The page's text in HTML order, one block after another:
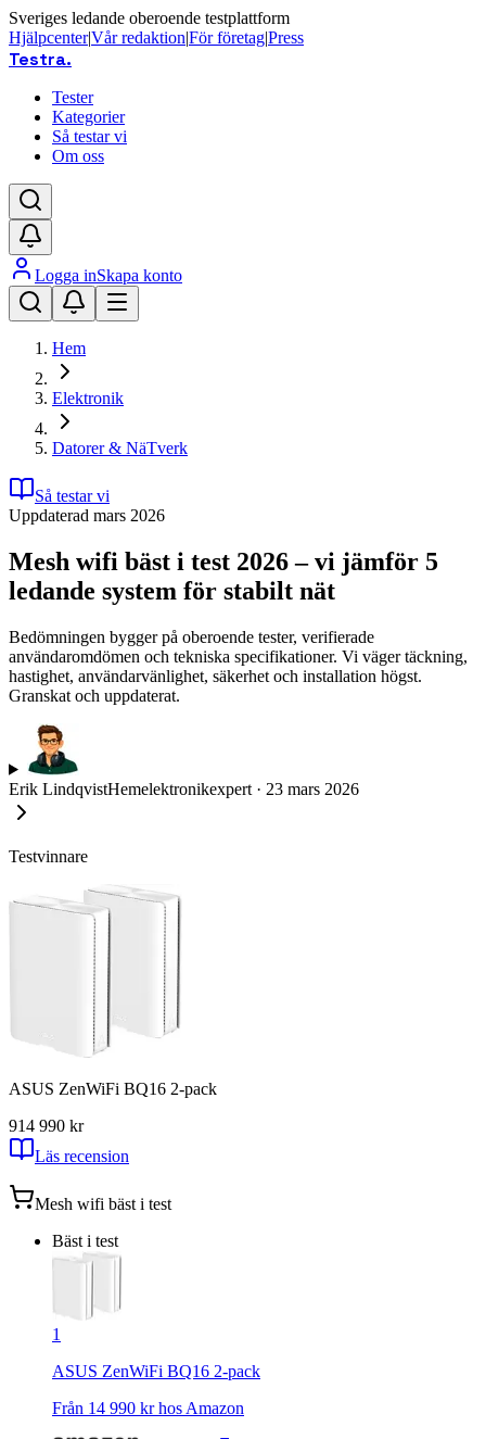
Sveriges ledande oberoende testplattform
Hjälpcenter|Vår redaktion|För företag|Press
Testra.
Tester
Kategorier
Så testar vi
Om oss
Logga inSkapa konto
Hem
Elektronik
Datorer & NäTverk
Så testar vi
Uppdaterad mars 2026
Mesh wifi bäst i test 2026 – vi jämför 5
ledande system för stabilt nät
Bedömningen bygger på oberoende tester, verifierade
användaromdömen och tekniska specifikationer. Vi väger täckning,
hastighet, användarvänlighet, säkerhet och installation högst.
Granskat och uppdaterat.
Erik LindqvistHemelektronikexpert · 23 mars 2026
Testvinnare
ASUS ZenWiFi BQ16 2-pack
914 990 kr
Läs recension
Mesh wifi bäst i test
Bäst i test
1
ASUS ZenWiFi BQ16 2-pack
Från 14 990 kr hos Amazon